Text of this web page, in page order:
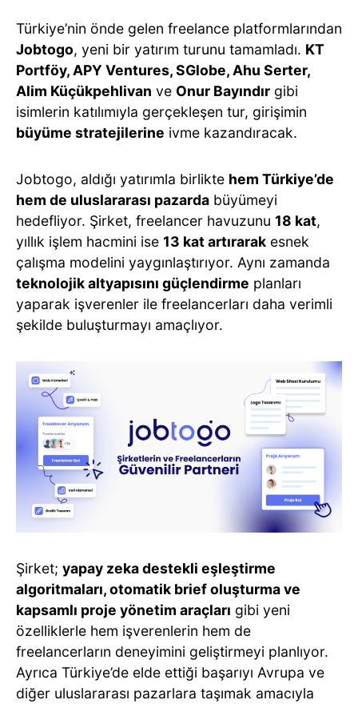
Türkiye’nin önde gelen freelance platformlarından
Jobtogo, yeni bir yatırım turunu tamamladı. KT
Portföy, APY Ventures, SGlobe, Ahu Serter,
Alim Küçükpehlivan ve Onur Bayındır gibi
isimlerin katılımıyla gerçekleşen tur, girişimin
büyüme stratejilerine ivme kazandıracak.
Jobtogo, aldığı yatırımla birlikte hem Türkiye’de
hem de uluslararası pazarda büyümeyi
hedefliyor. Şirket, freelancer havuzunu 18 kat,
yıllık işlem hacmini ise 13 kat artırarak esnek
çalışma modelini yaygınlaştırıyor. Aynı zamanda
teknolojik altyapısını güçlendirme planları
yaparak işverenler ile freelancerları daha verimli
şekilde buluşturmayı amaçlıyor.
Şirket; yapay zeka destekli eşleştirme
algoritmaları, otomatik brief oluşturma ve
kapsamlı proje yönetim araçları gibi yeni
özelliklerle hem işverenlerin hem de
freelancerların deneyimini geliştirmeyi planlıyor.
Ayrıca Türkiye’de elde ettiği başarıyı Avrupa ve
diğer uluslararası pazarlara taşımak amacıyla